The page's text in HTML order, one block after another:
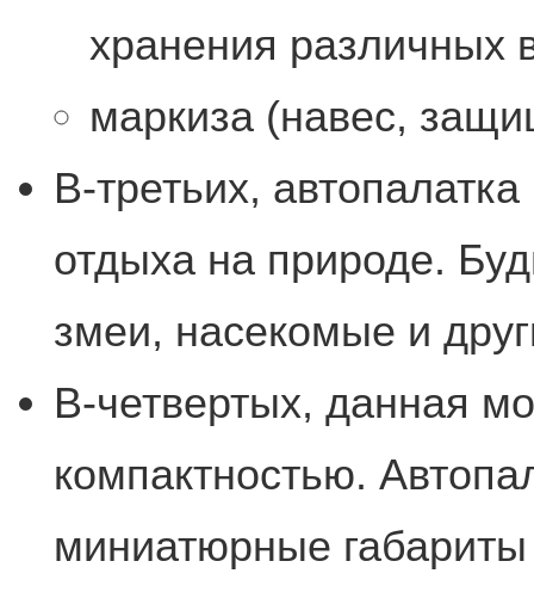
хранения различных
маркиза (навес,
В-третьих,
отдыха на природе.
змеи, насекомые и
В-четвертых, данная
компактностью.
миниатюрные